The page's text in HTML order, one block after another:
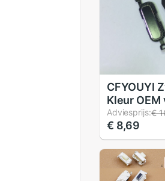
CFYOUYI
Kleur OEM
Samsung
2 Duos
G7016
Button
Adviesprijs:€
€ 8,69